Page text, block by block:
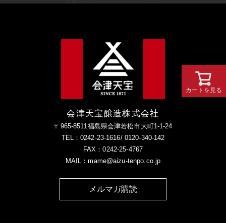
会津天宝醸造株式会社
〒965-8511福島県会津若松市大町1-1-24
TEL：0242-23-1616/ 0120-340-142
FAX：0242-25-4767
MAIL：mame@aizu-tenpo.co.jp
メルマガ購読
カートを見る